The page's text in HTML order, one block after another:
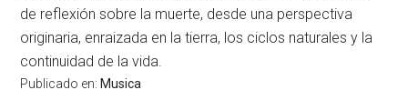
de reflexión sobre la muerte, desde una perspectiva
originaria, enraizada en la tierra, los ciclos naturales y la
continuidad de la vida.
Publicado en: Musica